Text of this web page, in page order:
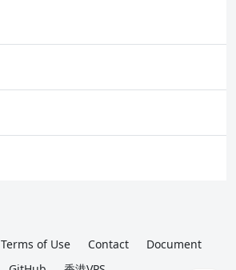
Terms of Use Contact
Document